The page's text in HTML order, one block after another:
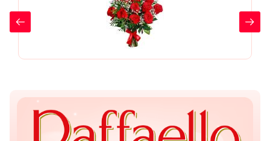
Цветы дочери
Цветы сестре
Показать еще